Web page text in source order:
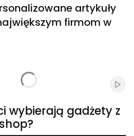
artykuły
firmom w
wybierają gadżety z